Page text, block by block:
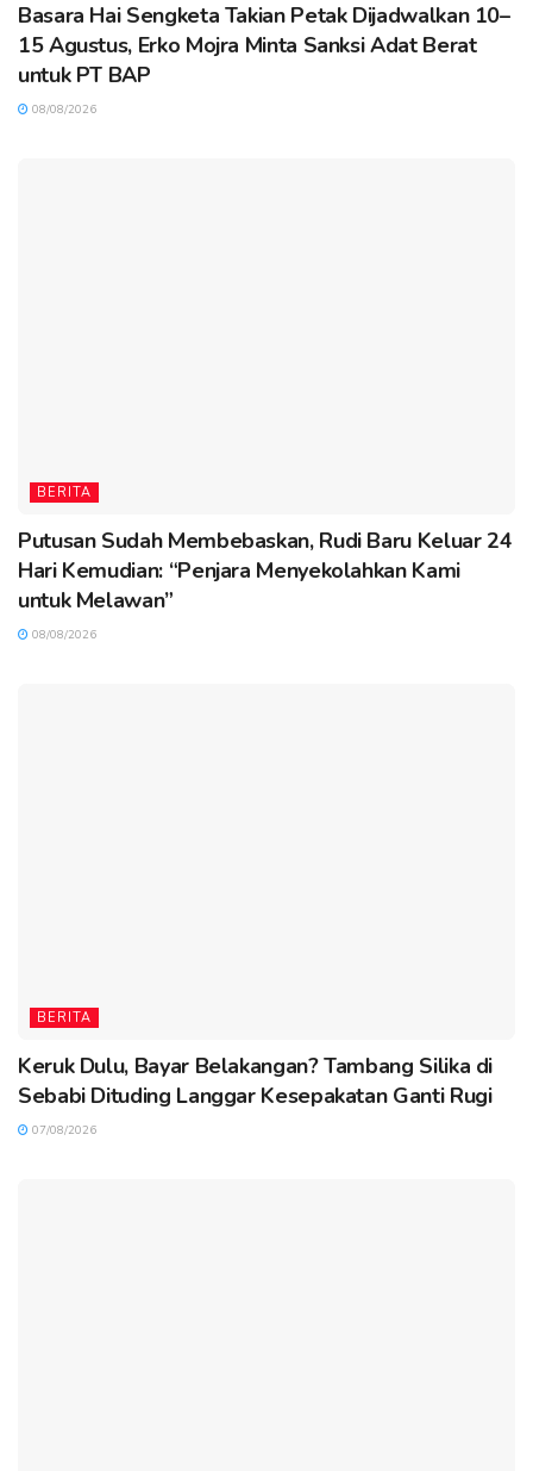
Basara Hai Sengketa Takian Petak Dijadwalkan 10–
15 Agustus, Erko Mojra Minta Sanksi Adat Berat
untuk PT BAP
08/08/2026
BERITA
Putusan Sudah Membebaskan, Rudi Baru Keluar 24
Hari Kemudian: “Penjara Menyekolahkan Kami
untuk Melawan”
08/08/2026
BERITA
Keruk Dulu, Bayar Belakangan? Tambang Silika di
Sebabi Dituding Langgar Kesepakatan Ganti Rugi
07/08/2026